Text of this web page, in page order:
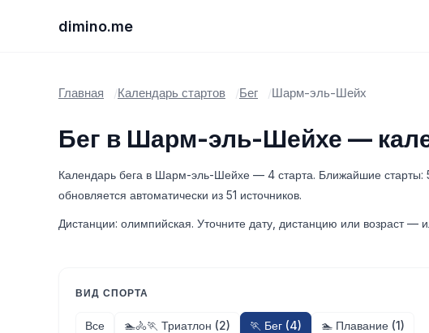
dimino.me
Главная Календарь стартов Бег Шарм-эль-Шейх
Бег в Шарм-эль-Шейхе —
Календарь бега в Шарм-эль-Шейхе — 4 старта. Ближайшие
обновляется автоматически из 51 источников.
Дистанции: олимпийская. Уточните дату, дистанцию или возраст —
ВИД СПОРТА
Все 🏊🚴🏃 Триатлон (2) 🏃 Бег (4) 🏊 Плавание (1)